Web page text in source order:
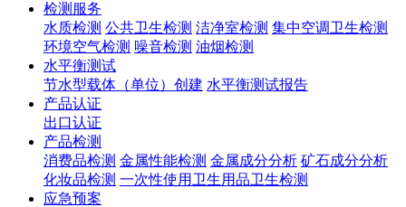
检测服务
水质检测 公共卫生检测 洁净室检测 集中空调卫生检测
环境空气检测 噪音检测 油烟检测
水平衡测试
节水型载体（单位）创建 水平衡测试报告
产品认证
出口认证
产品检测
消费品检测 金属性能检测 金属成分分析 矿石成分分析
化妆品检测 一次性使用卫生用品卫生检测
应急预案